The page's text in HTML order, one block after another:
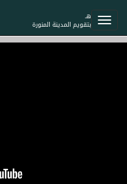
هـ
بتقويم المدينة المنورة